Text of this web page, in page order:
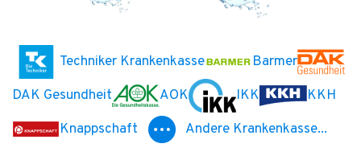
Techniker Krankenkasse
Barmer
DAK Gesundheit
AOK IKK
KKH
Knappschaft
Andere Krankenkasse...